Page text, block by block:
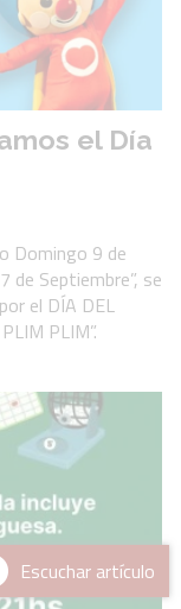
el Día
Domingo 9 de
de Septiembre”, se
el DÍA DEL
PLIM”.
Escuchar artículo